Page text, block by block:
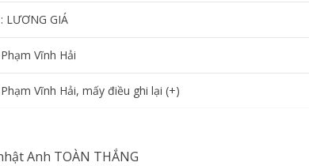
LƯƠNG GIÁ
Vĩnh Hải
Vĩnh Hải, mấy điều ghi lại (+)
Anh TOÀN THẮNG